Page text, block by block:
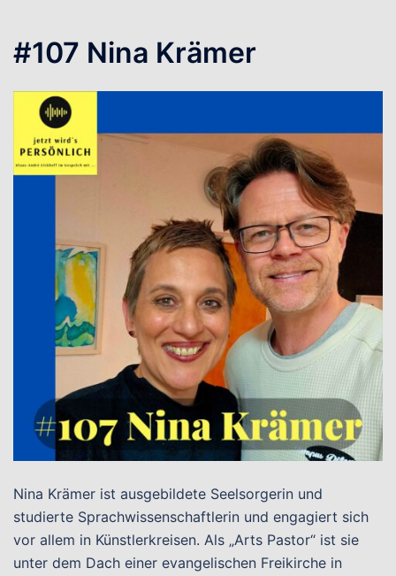
#107 Nina Krämer
Nina Krämer ist ausgebildete Seelsorgerin und
studierte Sprachwissenschaftlerin und engagiert sich
vor allem in Künstlerkreisen. Als „Arts Pastor“ ist sie
unter dem Dach einer evangelischen Freikirche in